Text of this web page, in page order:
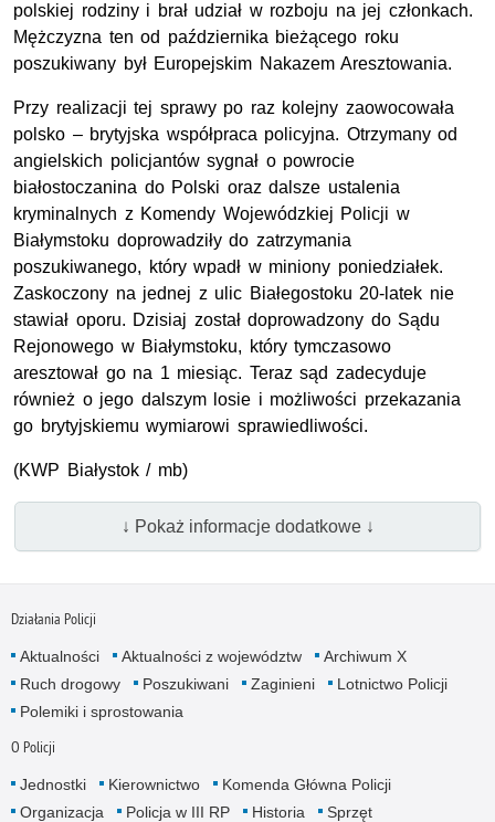
polskiej rodziny i brał udział w rozboju na jej członkach.
Mężczyzna ten od października bieżącego roku
poszukiwany był Europejskim Nakazem Aresztowania.
Przy realizacji tej sprawy po raz kolejny zaowocowała
polsko – brytyjska współpraca policyjna. Otrzymany od
angielskich policjantów sygnał o powrocie
białostoczanina do Polski oraz dalsze ustalenia
kryminalnych z Komendy Wojewódzkiej Policji w
Białymstoku doprowadziły do zatrzymania
poszukiwanego, który wpadł w miniony poniedziałek.
Zaskoczony na jednej z ulic Białegostoku 20-latek nie
stawiał oporu. Dzisiaj został doprowadzony do Sądu
Rejonowego w Białymstoku, który tymczasowo
aresztował go na 1 miesiąc. Teraz sąd zadecyduje
również o jego dalszym losie i możliwości przekazania
go brytyjskiemu wymiarowi sprawiedliwości.
(KWP Białystok / mb)
↓ Pokaż informacje dodatkowe ↓
Działania Policji
Aktualności Aktualności z województw
Archiwum X
Ruch drogowy
Poszukiwani Zaginieni
Lotnictwo Policji
Polemiki i sprostowania
O Policji
Jednostki Kierownictwo
Komenda Główna Policji
Organizacja
Policja w III RP Historia
Sprzęt